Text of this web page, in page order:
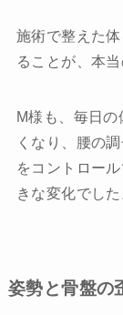
施術で整えた
ることが、本
M様も、毎日の
くなり、腰の
をコントロー
きな変化でした
姿勢と骨盤の